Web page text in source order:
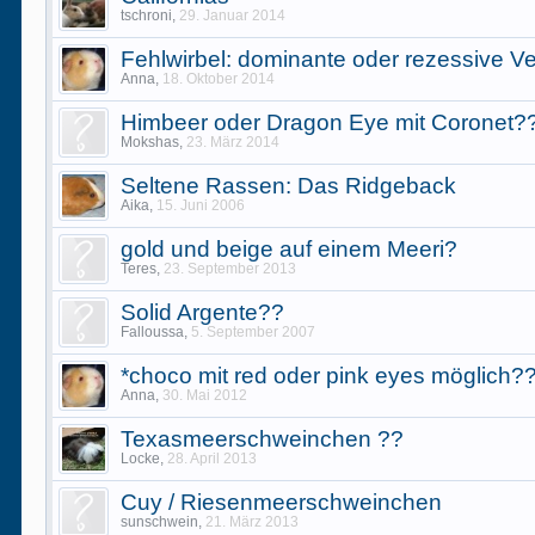
tschroni, 29. Januar 2014
Fehlwirbel: dominante oder rezessive
Anna, 18. Oktober 2014
Himbeer oder Dragon Eye mit
Mokshas, 23. März 2014
Seltene Rassen: Das Ridgeback
Aika, 15. Juni 2006
gold und beige auf einem Meeri?
Teres, 23. September 2013
Solid Argente??
Falloussa, 5. September 2007
*choco mit red oder pink eyes
Anna, 30. Mai 2012
Texasmeerschweinchen ??
Locke, 28. April 2013
Cuy / Riesenmeerschweinchen
sunschwein, 21. März 2013